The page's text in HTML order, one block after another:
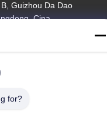
Guizhou Da Dao
Cina
for?